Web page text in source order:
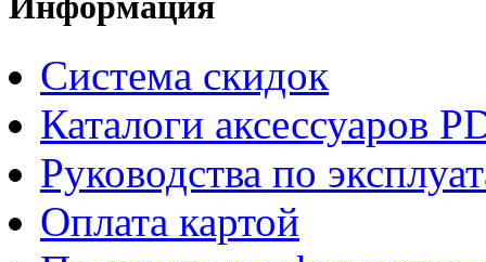
Система скидок
Каталоги аксессуаров
Руководства по
Оплата картой